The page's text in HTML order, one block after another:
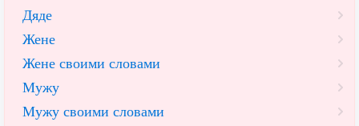
Дяде
Жене
Жене своими словами
Мужу
Мужу своими словами